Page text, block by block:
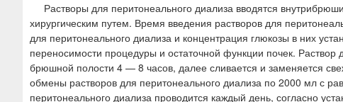
Растворы для перитонеального диализа вводятся
хирургическим путем. Время введения растворов для
для перитонеального диализа и концентрация глюкозы в них
переносимости процедуры и остаточной функции почек.
брюшной полости 4 — 8 часов, далее сливается и заменяется
обмены растворов для перитонеального диализа по 2000 мл с
перитонеального диализа проводится каждый день, согласно